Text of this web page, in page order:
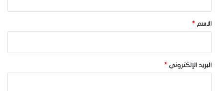
*الاسم *
البريد الإلكتروني *